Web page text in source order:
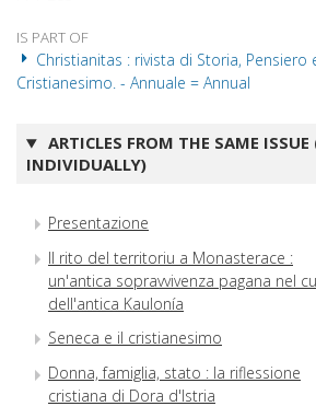
IS PART OF
Christianitas : rivista di Storia, Pensiero
Cristianesimo. - Annuale = Annual
ARTICLES FROM THE SAME
INDIVIDUALLY)
Presentazione
Il rito del territoriu a Monasterace :
un'antica sopravvivenza pagana nel
dell'antica Kaulonía
Seneca e il cristianesimo
Donna, famiglia, stato : la riflessione
cristiana di Dora d'Istria